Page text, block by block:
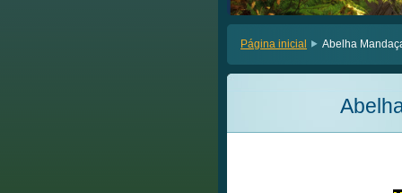
Página inicial Abelha